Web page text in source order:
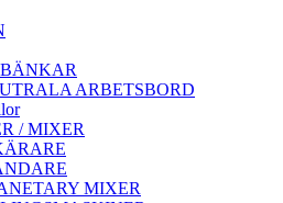
ARBETSBORD
/ MIXER
MIXER